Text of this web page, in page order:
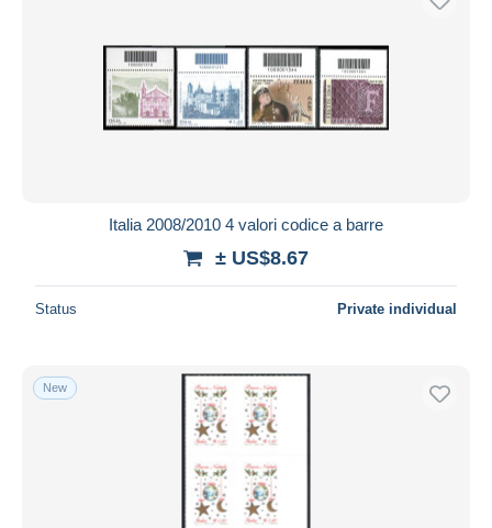
Italia 2008/2010 4 valori codice a barre
± US$8.67
Status Private individual
New